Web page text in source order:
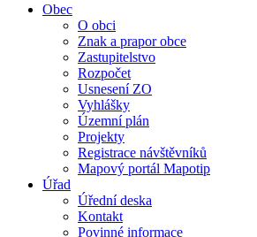
Obec
O obci
Znak a prapor obce
Zastupitelstvo
Rozpočet
Usnesení ZO
Vyhlášky
Územní plán
Projekty
Registrace návštěvníků
Mapový portál Mapotip
Úřad
Úřední deska
Kontakt
Povinné informace